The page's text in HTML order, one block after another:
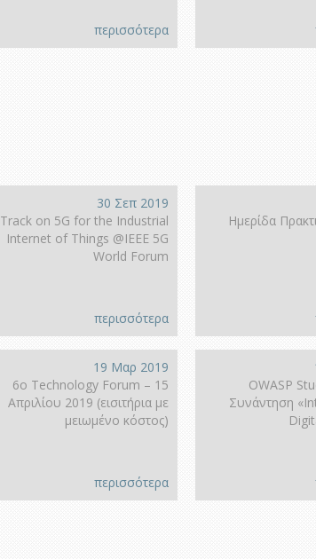
περισσότερα
30 Σεπ 2019
Track on 5G for the Industrial
Internet of Things @IEEE 5G
World Forum
περισσότερα
Ημερίδα
19 Μαρ 2019
6ο Technology Forum – 15
Απριλίου 2019 (εισιτήρια με
μειωμένο κόστος)
περισσότερα
OWASP
Συνάντηση